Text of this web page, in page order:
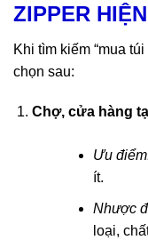
ZIPPER
Khi tìm kiếm “mua
chọn sau:
Chợ, cửa hàng
Ưu
ít.
Nhược
loại,